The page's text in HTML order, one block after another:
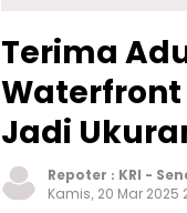
Terima
Waterfront
Jadi
Repoter : KRI -
Kamis, 20 Mar 2025